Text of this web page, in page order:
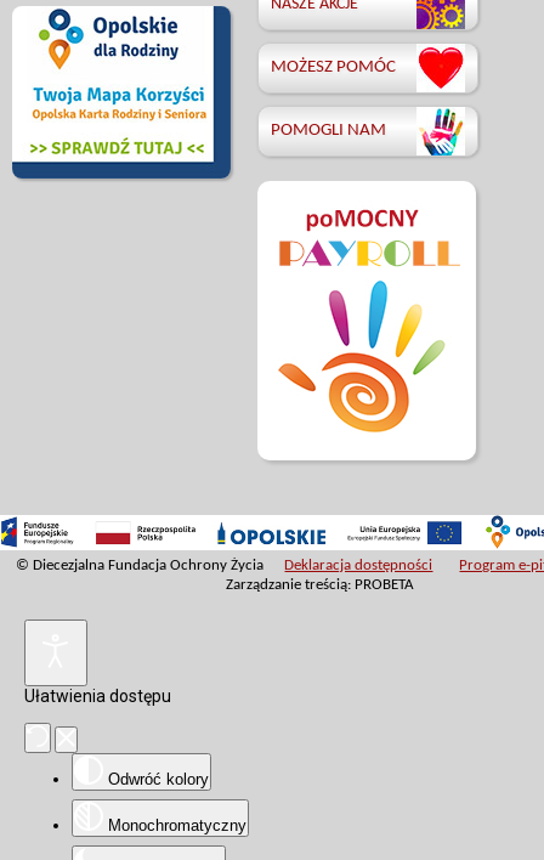
NASZE AKCJE
MOŻESZ POMÓC
POMOGLI NAM
© Diecezjalna Fundacja Ochrony Życia Deklaracja dostępności
Program e-
Zarządzanie treścią: PROBETA
Ułatwienia dostępu
Odwróć kolory
Monochromatyczny